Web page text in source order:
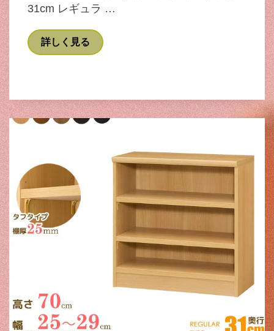
31cm レギュラ …
詳しく見る